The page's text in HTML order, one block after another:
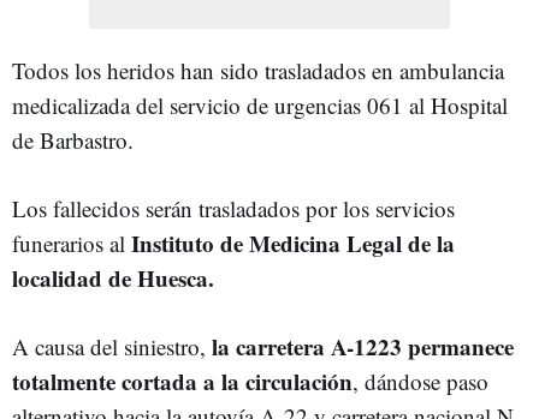
Todos los heridos han sido trasladados en ambulancia
medicalizada del servicio de urgencias 061 al Hospital
de Barbastro.
Los fallecidos serán trasladados por los servicios
funerarios al Instituto de Medicina Legal de la
localidad de Huesca.
A causa del siniestro, la carretera A-1223 permanece
totalmente cortada a la circulación, dándose paso